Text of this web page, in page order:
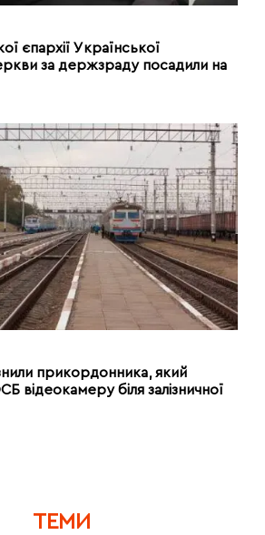
єпархії Української
за держзраду посадили на
прикордонника, який
відеокамеру біля залізничної
ТЕМИ